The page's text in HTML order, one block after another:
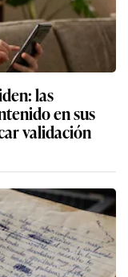
las
en sus
validación